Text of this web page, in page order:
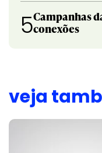
5Campanhas
conexões
veja